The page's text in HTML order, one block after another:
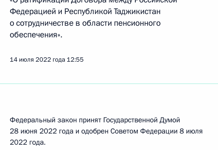
Федерацией и Республикой Таджикистан
о сотрудничестве в области пенсионного
обеспечения».
14 июля 2022 года 12:55
Федеральный закон принят Государственной Думой
28 июня 2022 года и одобрен Советом Федерации 8 июля
2022 года.